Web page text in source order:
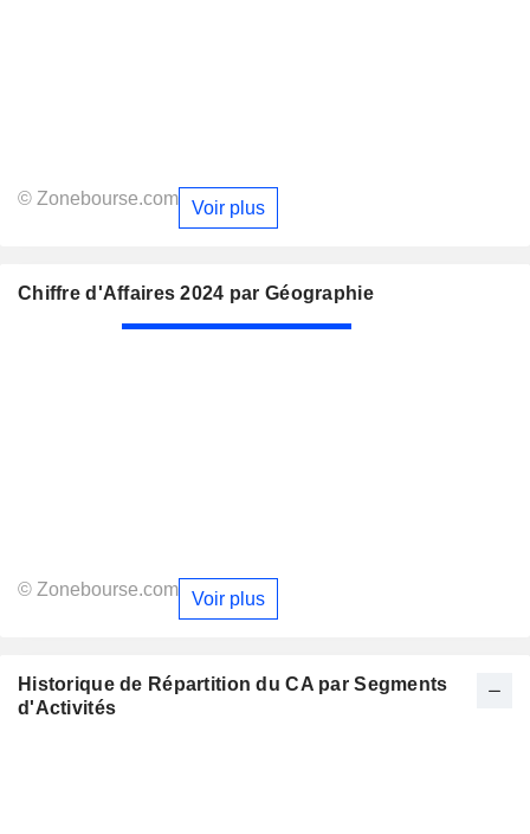
© Zonebourse.com Voir plus
Chiffre d'Affaires 2024 par Géographie
© Zonebourse.com Voir plus
Historique de Répartition du CA par Segments
d'Activités